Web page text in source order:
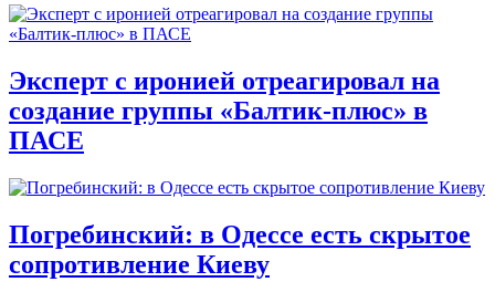
Эксперт с иронией отреагировал на
создание группы «Балтик-плюс» в
ПАСЕ
Погребинский: в Одессе есть скрытое
сопротивление Киеву